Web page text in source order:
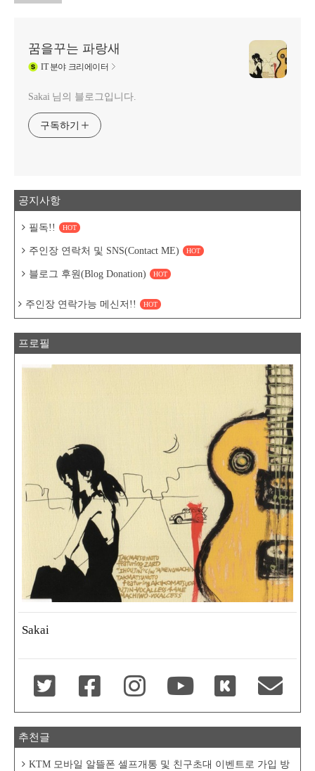
꿈을꾸는 파랑새
IT분야 크리에이터
Sakai 님의 블로그입니다.
구독하기
공지사항
필독!! HOT
주인장 연락처 및 SNS(Contact ME) HOT
블로그 후원(Blog Donation) HOT
주인장 연락가능 메신저!! HOT
프로필
Sakai
추천글
KTM 모바일 알뜰폰 셀프개통 및 친구초대 이벤트로 가입 방